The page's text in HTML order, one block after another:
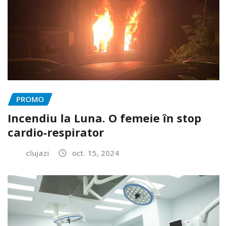
PROMO
Incendiu la Luna. O femeie în stop
cardio-respirator
clujazi oct. 15, 2024